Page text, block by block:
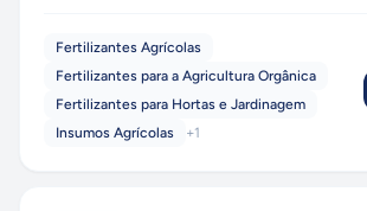
Fertilizantes Agrícolas
Fertilizantes para a Agricultura Orgânica
Fertilizantes para Hortas e Jardinagem
Insumos Agrícolas
+1